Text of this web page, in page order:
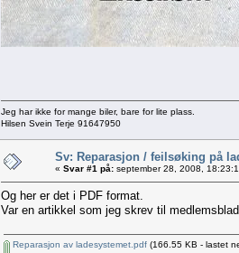
Jeg har ikke for mange biler, bare for lite plass.
Hilsen Svein Terje 91647950
Sv: Reparasjon / feilsøking på
« Svar #1 på: september 28, 2008,
Og her er det i PDF format.
Var en artikkel som jeg skrev til
Reparasjon av ladesystemet.pdf (166.55 KB - lastet